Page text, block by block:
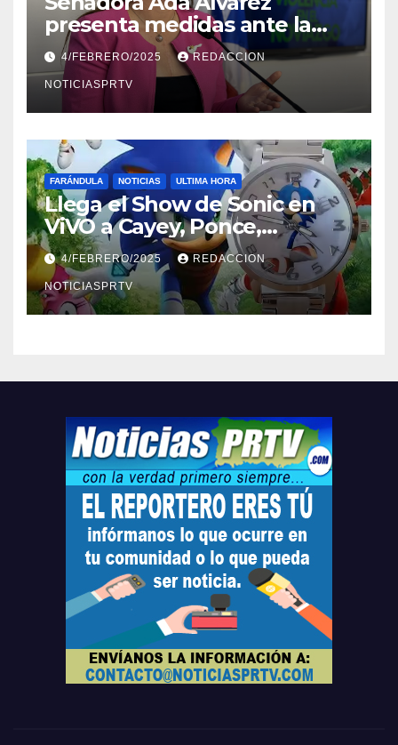
presenta medidas ante la
violencia en el noviazgo
4/FEBRERO/2025 REDACCION
NOTICIASPRTV
FARÁNDULA NOTICIAS ULTIMA HORA
Llega el Show de Sonic en
ViVO a Cayey, Ponce,
Barceloneta y Humacao,
Relojes gratis para el que
compre ahora….
4/FEBRERO/2025 REDACCION
NOTICIASPRTV